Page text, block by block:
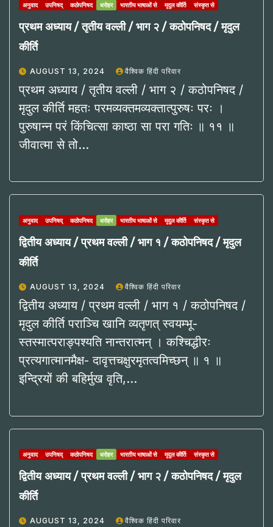
अनुवाद उपनिषद् कठोपनिषद धरोहर भारतीय भाषाओं से मृदुल कीर्ति संस्कृत से
प्रथम अध्याय / तृतीय वल्ली / भाग २ / कठोपनिषद / मृदुल
कीर्ति
AUGUST 13, 2024 वैश्विक हिंदी परिवार
प्रथम अध्याय / तृतीय वल्ली / भाग २ / कठोपनिषद /
मृदुल कीर्ति महतः परमव्यक्तमव्यक्तात्पुरुषः परः ।
पुरुषान्न परं किंचित्सा काष्ठा सा परा गतिः ॥ ११ ॥
जीवात्मा से तो…
अनुवाद उपनिषद् कठोपनिषद धरोहर भारतीय भाषाओं से मृदुल कीर्ति संस्कृत से
द्वितीय अध्याय / प्रथम वल्ली / भाग १ / कठोपनिषद / मृदुल
कीर्ति
AUGUST 13, 2024 वैश्विक हिंदी परिवार
द्वितीय अध्याय / प्रथम वल्ली / भाग १ / कठोपनिषद /
मृदुल कीर्ति पराञ्चि खानि व्यतृणत् स्वयम्भू-
स्तस्मात्पराङ्पश्यति नान्तरात्मन् । कश्चिद्धीरः
प्रत्यगात्मानमैक्ष- दावृत्तचक्षुरमृतत्वमिच्छन् ॥ १ ॥
इन्द्रियों की बहिर्मुख वृति,…
अनुवाद उपनिषद् कठोपनिषद धरोहर भारतीय भाषाओं से मृदुल कीर्ति संस्कृत से
द्वितीय अध्याय / प्रथम वल्ली / भाग २ / कठोपनिषद / मृदुल
कीर्ति
AUGUST 13, 2024 वैश्विक हिंदी परिवार